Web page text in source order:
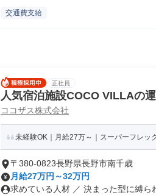
交通費支給
正社員
人気宿泊施設COCO VILLAの
ココザス株式会社
未経験OK｜月給27万～｜スーパーフレッ
〒380-0823長野県長野市南千歳
月給27万円～32万円
求めている人材 ／ 決まった型に縛ら